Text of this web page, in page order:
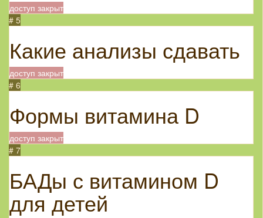
доступ закрыт
# 5
Какие анализы сдавать
доступ закрыт
# 6
Формы витамина D
доступ закрыт
# 7
БАДы с витамином D
для детей